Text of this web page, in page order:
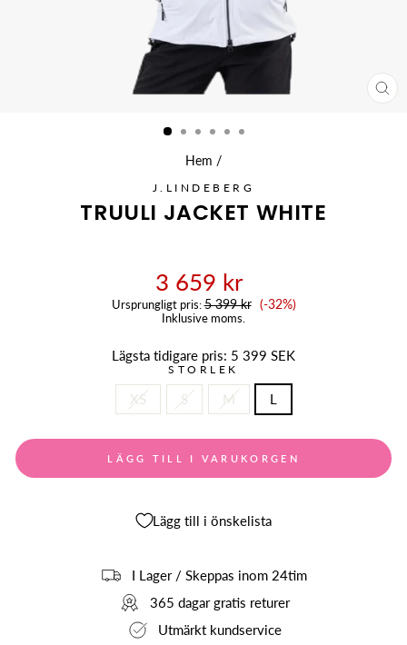
Hem /
J.LINDEBERG
TRUULI JACKET WHITE
3 659 kr
Ursprungligt pris:5 399 kr Reapris
(-32%)
Inklusive moms.
Lägsta tidigare pris: 5 399 SEK
STORLEK
XS S M L
LÄGG TILL I VARUKORGEN
Lägg till i önskelista
I Lager / Skeppas inom 24tim
365 dagar gratis returer
Utmärkt kundservice